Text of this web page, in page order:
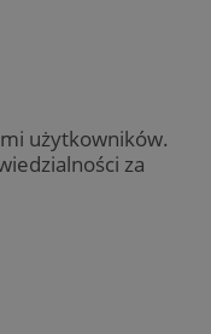
użytkowników.
za